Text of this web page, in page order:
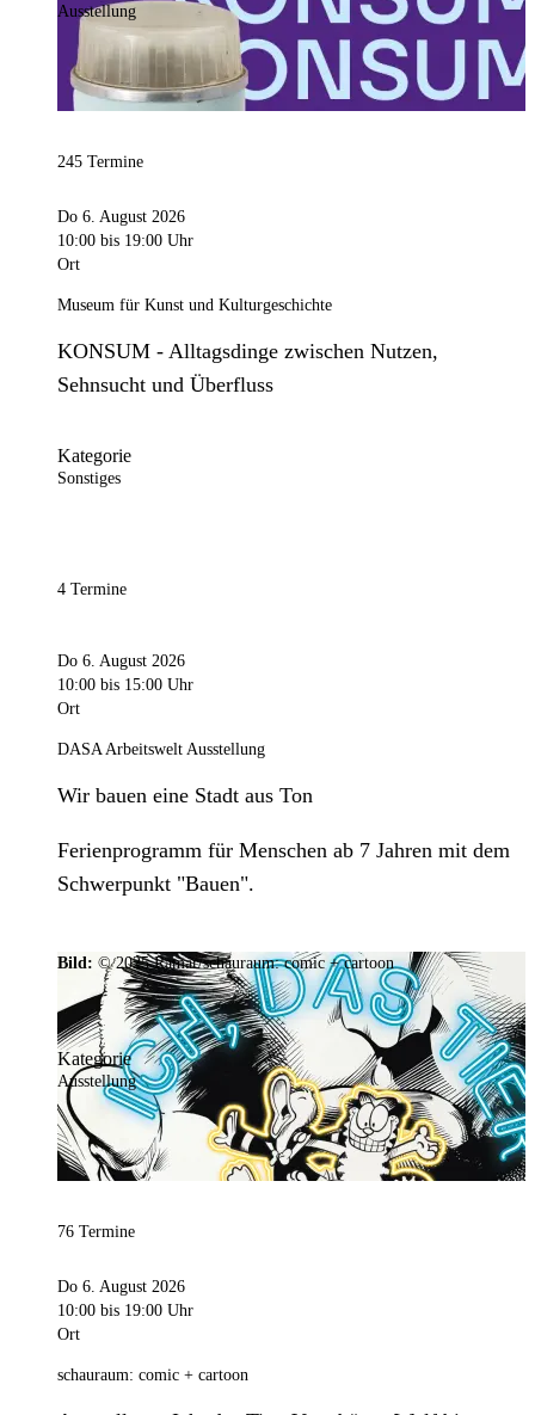
Ausstellung
245 Termine
Do 6. August 2026
10:00 bis 19:00 Uhr
Ort
Museum für Kunst und Kulturgeschichte
KONSUM - Alltagsdinge zwischen Nutzen,
Sehnsucht und Überfluss
Kategorie
Sonstiges
4 Termine
Do 6. August 2026
10:00 bis 15:00 Uhr
Ort
DASA Arbeitswelt Ausstellung
Wir bauen eine Stadt aus Ton
Ferienprogramm für Menschen ab 7 Jahren mit dem
Schwerpunkt "Bauen".
Bild: © 2025 Ramar/schauraum: comic + cartoon
Kategorie
Ausstellung
76 Termine
Do 6. August 2026
10:00 bis 19:00 Uhr
Ort
schauraum: comic + cartoon